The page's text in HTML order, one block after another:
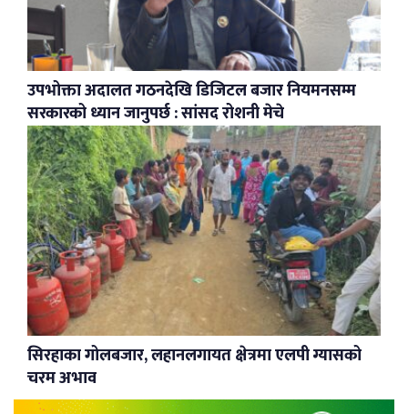
उपभोक्ता अदालत गठनदेखि डिजिटल बजार नियमनसम्म
सरकारको ध्यान जानुपर्छ : सांसद रोशनी मेचे
सिरहाका गोलबजार, लहानलगायत क्षेत्रमा एलपी ग्यासको
चरम अभाव